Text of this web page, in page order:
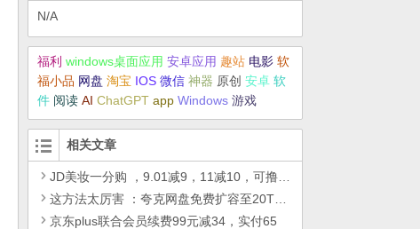
N/A
福利 windows桌面应用 安卓应用 趣站 电影 软
福小品 网盘 淘宝 IOS 微信 神器 原创 安卓 软
件 阅读 AI ChatGPT app Windows 游戏
相关文章
JD美妆一分购 ，9.01减9，11减10，可撸芦荟胶、中筒袜、维E尿素霜、护手霜
这方法太厉害 ：夸克网盘免费扩容至20T，2024免费领取夸克网盘20000G空间
京东plus联合会员续费99元减34，实付65